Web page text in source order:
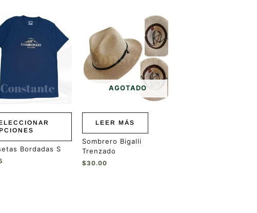
Bordadas S
AGOTADO
LEER MÁS
Sombrero Bigalli
Trenzado
$30.00